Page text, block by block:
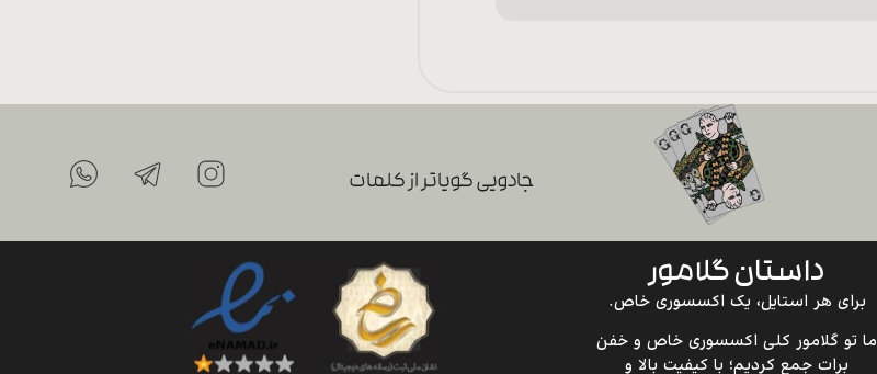
جادویی گویاتر از کلمات
داستان گلامور
برای هر استایل، یک اکسسوری خاص.
ما تو گلامور کلی اکسسوری خاص و خفن
برات جمع کردیم؛ با کیفیت بالا و